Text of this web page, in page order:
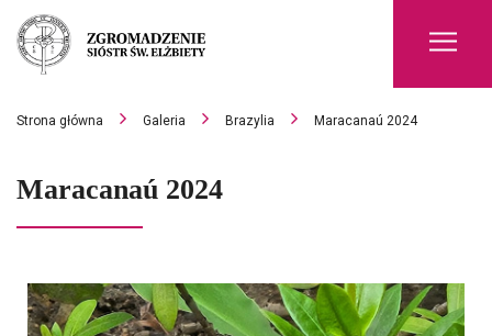
Strona główna Galeria Brazylia Maracanaú 2024
Maracanaú 2024